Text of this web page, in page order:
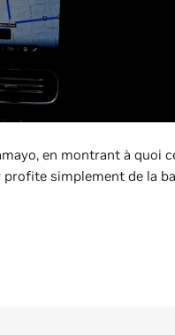
en montrant à quoi
simplement de la